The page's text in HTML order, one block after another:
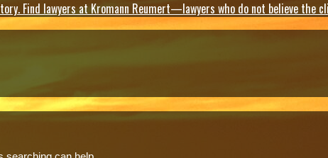
Find lawyers at Kromann Reumert—lawyers who do not believe